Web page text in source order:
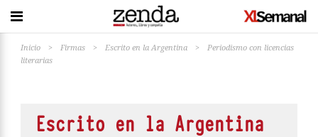
Inicio > Firmas > Escrito en la Argentina >
Periodismo con licencias
literarias
Escrito en la Argentina